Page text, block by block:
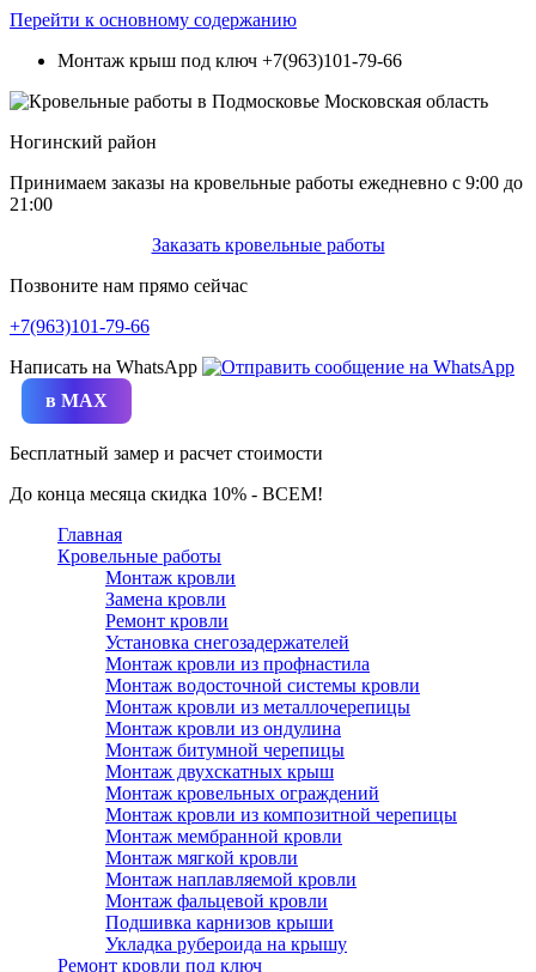
Перейти к основному содержанию
Монтаж крыш под ключ +7(963)101-79-66
Ногинский район
Принимаем заказы на кровельные работы ежедневно c 9:00 до
21:00
Заказать кровельные работы
Позвоните нам прямо сейчас
+7(963)101-79-66
Написать на WhatsApp
в MAX
Бесплатный замер и расчет стоимости
До конца месяца скидка 10% - ВСЕМ!
Главная
Кровельные работы
Монтаж кровли
Замена кровли
Ремонт кровли
Установка снегозадержателей
Монтаж кровли из профнастила
Монтаж водосточной системы кровли
Монтаж кровли из металлочерепицы
Монтаж кровли из ондулина
Монтаж битумной черепицы
Монтаж двухскатных крыш
Монтаж кровельных ограждений
Монтаж кровли из композитной черепицы
Монтаж мембранной кровли
Монтаж мягкой кровли
Монтаж наплавляемой кровли
Монтаж фальцевой кровли
Подшивка карнизов крыши
Укладка рубероида на крышу
Ремонт кровли под ключ